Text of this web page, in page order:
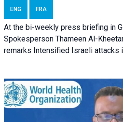
ENG FRA
At the bi-weekly press briefing in
Spokesperson Thameen Al-
remarks Intensified Israeli attacks